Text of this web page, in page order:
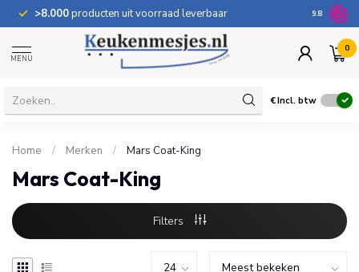
>8.000producten uit voorraad leverbaar 100
9.8
MENU
0
€Incl. btw
Home / Merken / Mars Coat-King
Mars Coat-King
Filters